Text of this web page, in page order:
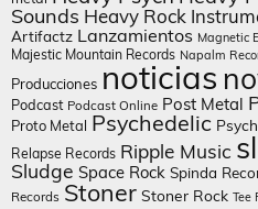
Sounds Heavy Rock
Artifactz Lanzamientos Magnetic
Majestic Mountain Records Napalm
Producciones noticias
Podcast Podcast Online Post Metal
Proto Metal Psychedelic
Relapse Records Ripple Music
Sludge Space Rock Spinda
Records Stoner Stoner Rock Tee